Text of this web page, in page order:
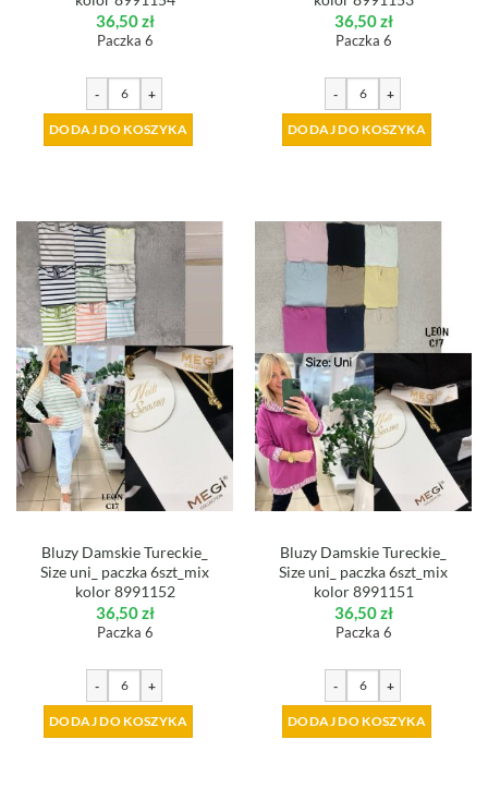
36,50zł
Paczka 6
- +
DODAJ DO KOSZYKA
36,50zł
Paczka 6
- +
DODAJ DO KOSZYKA
Bluzy Damskie Tureckie_
Size uni_ paczka 6szt_mix
kolor 8991152
36,50zł
Paczka 6
- +
DODAJ DO KOSZYKA
Bluzy Damskie Tureckie_
Size uni_ paczka 6szt_mix
kolor 8991151
36,50zł
Paczka 6
- +
DODAJ DO KOSZYKA